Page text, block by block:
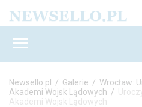
Newsello.pl / Galerie / Wrocław:
Akademi Wojsk Lądowych /
Akademi Wojsk Lądowych